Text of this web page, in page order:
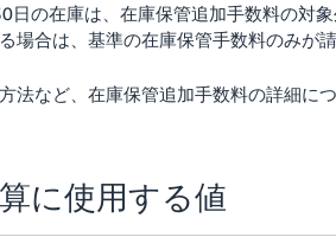
日の在庫は、在庫保管追加手数料の対
場合は、基準の在庫保管手数料のみが
法など、在庫保管追加手数料の詳細に
に使用する値